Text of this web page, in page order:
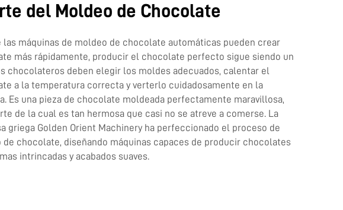
del Moldeo de Chocolate
las máquinas de moldeo de chocolate automáticas pueden crear
más rápidamente, producir el chocolate perfecto sigue siendo un
chocolateros deben elegir los moldes adecuados, calentar el
a la temperatura correcta y verterlo cuidadosamente en la
Es una pieza de chocolate moldeada perfectamente maravillosa,
de la cual es tan hermosa que casi no se atreve a comerse. La
griega Golden Orient Machinery ha perfeccionado el proceso de
de chocolate, diseñando máquinas capaces de producir chocolates
intrincadas y acabados suaves.